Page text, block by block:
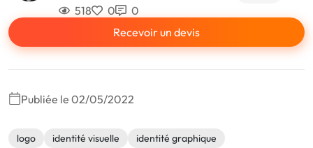
518 0
0
Recevoir un devis
Publiée le 02/05/2022
logo identité visuelle
identité graphique